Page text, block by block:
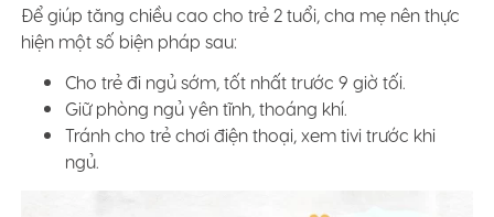
Để giúp tăng chiều cao cho trẻ 2 tuổi, cha mẹ nên thực
hiện một số biện pháp sau:
Cho trẻ đi ngủ sớm, tốt nhất trước 9 giờ tối.
Giữ phòng ngủ yên tĩnh, thoáng khí.
Tránh cho trẻ chơi điện thoại, xem tivi trước khi
ngủ.